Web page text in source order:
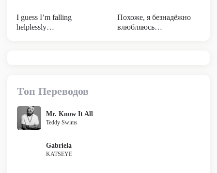
I guess I’m falling
helplessly…
Похоже, я безнадёжно
влюбляюсь…
Топ Переводов
Mr. Know It All
Teddy Swims
Gabriela
KATSEYE